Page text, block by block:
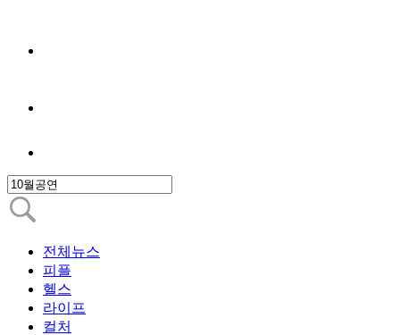
전체뉴스
피플
헬스
라이프
컬처